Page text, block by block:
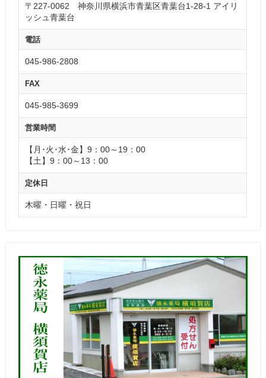
〒227-0062 神奈川県横浜市青葉区青葉台1-28-1 アイリ
ッシュ青葉台
電話
045-986-2808
FAX
045-985-3699
営業時間
【月･火･水･金】9：00～19：00
【土】9：00～13：00
定休日
木曜・日曜・祝日